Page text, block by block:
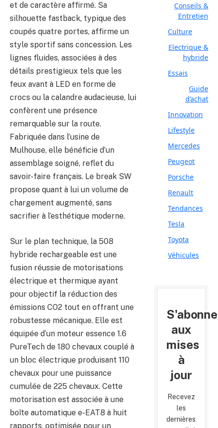
et de caractère affirmé. Sa
silhouette fastback, typique des
coupés quatre portes, affirme un
style sportif sans concession. Les
lignes fluides, associées à des
détails prestigieux tels que les
feux avant à LED en forme de
crocs ou la calandre audacieuse, lui
confèrent une présence
remarquable sur la route.
Fabriquée dans l’usine de
Mulhouse, elle bénéficie d’un
assemblage soigné, reflet du
savoir-faire français. Le break SW
propose quant à lui un volume de
chargement augmenté, sans
sacrifier à l’esthétique moderne.
Sur le plan technique, la 508
hybride rechargeable est une
fusion réussie de motorisations
électrique et thermique ayant
pour objectif la réduction des
émissions CO2 tout en offrant une
robustesse mécanique. Elle est
équipée d’un moteur essence 1.6
PureTech de 180 chevaux couplé à
un bloc électrique produisant 110
chevaux pour une puissance
cumulée de 225 chevaux. Cette
motorisation est associée à une
boîte automatique e-EAT8 à huit
rapports, optimisée pour un
Conseils &
Entretien
Culture
Electrique &
hybride
Essais
Guide
d’achat
Innovation
Lifestyle
Mercedes
Peugeot
Porsche
Renault
Tendances
Tesla
Toyota
Véhicules
aux
mises
à
jour
Recevez
les
dernières